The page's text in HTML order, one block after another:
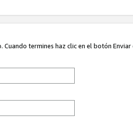
termines haz clic en el botón Enviar